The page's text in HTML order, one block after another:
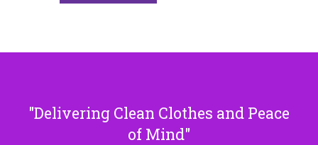
Delivering Clean Clothes and Peace
of Mind